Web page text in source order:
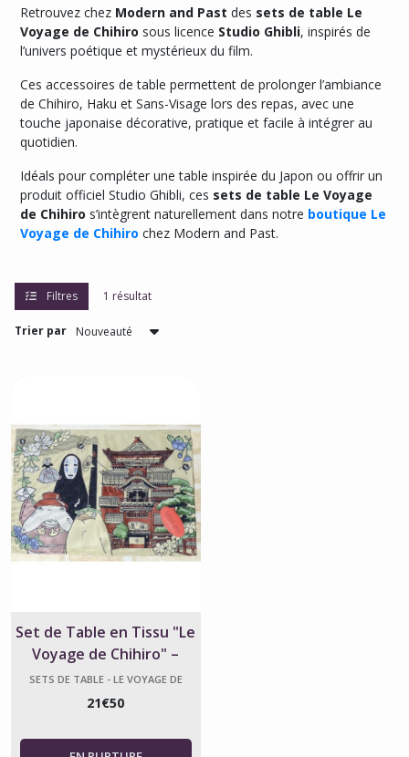
Retrouvez chez Modern and Past des sets de table Le
Voyage de Chihiro sous licence Studio Ghibli, inspirés de
l’univers poétique et mystérieux du film.
Ces accessoires de table permettent de prolonger l’ambiance
de Chihiro, Haku et Sans-Visage lors des repas, avec une
touche japonaise décorative, pratique et facile à intégrer au
quotidien.
Idéals pour compléter une table inspirée du Japon ou offrir un
produit officiel Studio Ghibli, ces sets de table Le Voyage
de Chihiro s’intègrent naturellement dans notre boutique Le
Voyage de Chihiro chez Modern and Past.
Filtres 1 résultat
Trier par
Set de Table en Tissu "Le
Voyage de Chihiro" –
Officiel Studio Ghibli
SETS DE TABLE - LE VOYAGE DE
21€50
les
résultats